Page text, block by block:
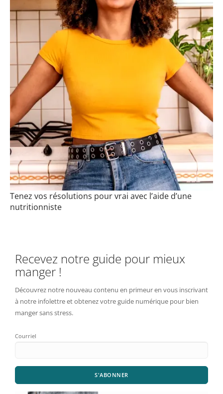
Tenez vos résolutions pour vrai avec l’aide d’une
nutritionniste
Recevez notre guide pour mieux
manger !
Découvrez notre nouveau contenu en primeur en vous inscrivant
à notre infolettre et obtenez votre guide numérique pour bien
manger sans stress.
Courriel
S'ABONNER